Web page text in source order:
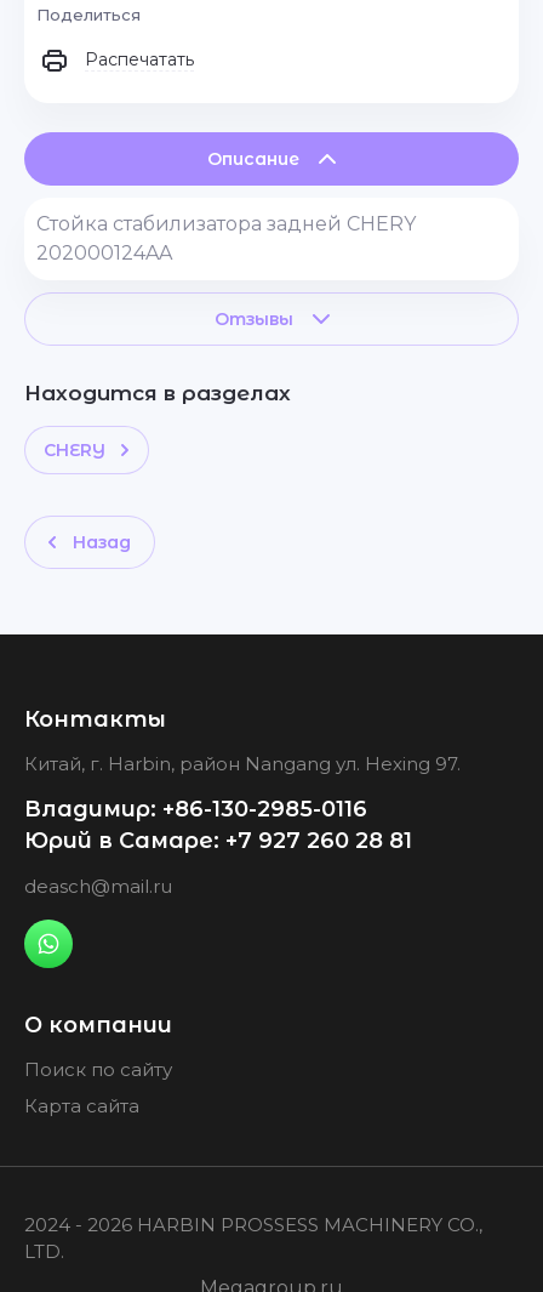
Поделиться
Распечатать
Описание
Стойка стабилизатора задней CHERY
202000124AA
Отзывы
Находится в разделах
CHERY
Назад
Контакты
Китай, г. Harbin, район Nangang ул. Hexing 97.
Владимир: +86-130-2985-0116
Юрий в Самаре: +7 927 260 28 81
deasch@mail.ru
О компании
Поиск по сайту
Карта сайта
2024 - 2026 HARBIN PROSSESS MACHINERY CO.,
LTD.